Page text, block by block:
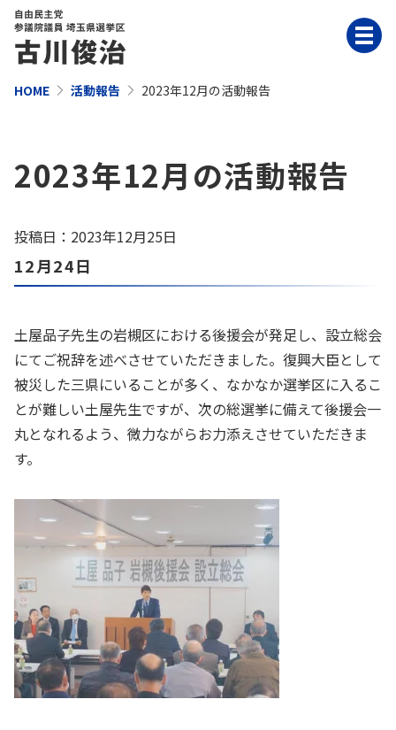
HOME 活動報告 2023年12月の活動報告
2023年12月の活動報告
投稿日：2023年12月25日
12月24日
土屋品子先生の岩槻区における後援会が発足し、設立総会
にてご祝辞を述べさせていただきました。復興大臣として
被災した三県にいることが多く、なかなか選挙区に入るこ
とが難しい土屋先生ですが、次の総選挙に備えて後援会一
丸となれるよう、微力ながらお力添えさせていただきま
す。